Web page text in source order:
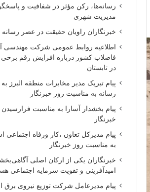
رسانه‌ها، رکن مؤثر در شفافیت و
مدیریت شهری
خبرنگاران راویان حقیقت در عصر رسانه
اطلاعیه روابط عمومی شرکت مهندسی
فاضلاب کشور درباره افزایش رقم
در تابستان
پیام تبریک مدیر مخابرات منطقه البرز
رسانه به مناسبت روز خبرنگار
پیام بخشدار آسارا به مناسبت فرارسیدن
خبرنگار
پیام مدیرکل تعاون ،کار ورفاه اجتماعی
به مناسبت روز خبرنگار
خبرنگاران یکی از ارکان اصلی
امیدآفرینی و تقویت سرمایه اجتماعی
پیام مدیرعامل شرکت توزیع نیروی برق